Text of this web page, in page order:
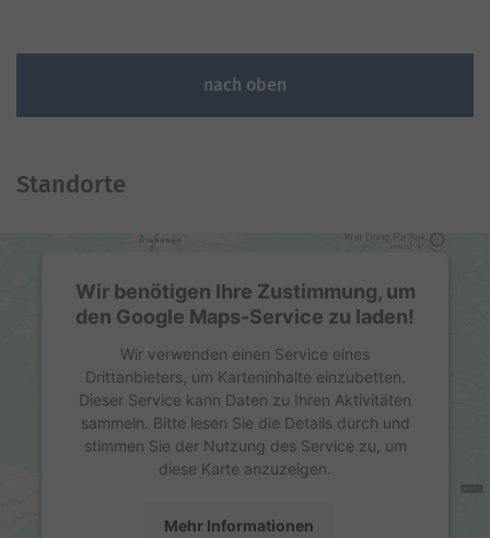
nach oben
Standorte
Wir benötigen Ihre Zustimmung, um
den Google Maps-Service zu laden!
Wir verwenden einen Service eines
Drittanbieters, um Karteninhalte einzubetten.
Dieser Service kann Daten zu Ihren Aktivitäten
sammeln. Bitte lesen Sie die Details durch und
stimmen Sie der Nutzung des Service zu, um
diese Karte anzuzeigen.
Mehr Informationen